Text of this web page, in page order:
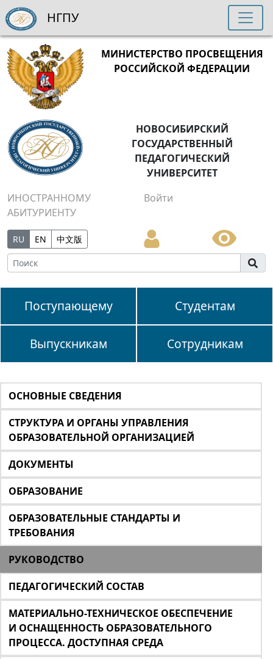
МИНИСТЕРСТВО ПРОСВЕЩЕНИЯ
РОССИЙСКОЙ ФЕДЕРАЦИИ
НОВОСИБИРСКИЙ
ГОСУДАРСТВЕННЫЙ
ПЕДАГОГИЧЕСКИЙ
УНИВЕРСИТЕТ
ИНОСТРАННОМУ
АБИТУРИЕНТУ
Войти
RU EN 中文版
Поступающему Студентам
Выпускникам Сотрудникам
НГПУ
ОСНОВНЫЕ СВЕДЕНИЯ
СТРУКТУРА И ОРГАНЫ УПРАВЛЕНИЯ
ОБРАЗОВАТЕЛЬНОЙ ОРГАНИЗАЦИЕЙ
ДОКУМЕНТЫ
ОБРАЗОВАНИЕ
ОБРАЗОВАТЕЛЬНЫЕ СТАНДАРТЫ И
ТРЕБОВАНИЯ
РУКОВОДСТВО
ПЕДАГОГИЧЕСКИЙ СОСТАВ
МАТЕРИАЛЬНО-ТЕХНИЧЕСКОЕ ОБЕСПЕЧЕНИЕ
И ОСНАЩЕННОСТЬ ОБРАЗОВАТЕЛЬНОГО
ПРОЦЕССА. ДОСТУПНАЯ СРЕДА